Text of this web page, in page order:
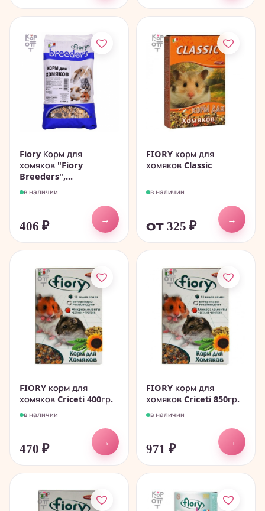
Fiory Корм для
хомяков "Fiory
Breeders",...
в наличии
406 ₽
→
FIORY корм для
хомяков Classic
в наличии
от 325 ₽
→
FIORY корм для
хомяков Criceti 400гр.
в наличии
470 ₽
→
FIORY корм для
хомяков Criceti 850гр.
в наличии
971 ₽
→